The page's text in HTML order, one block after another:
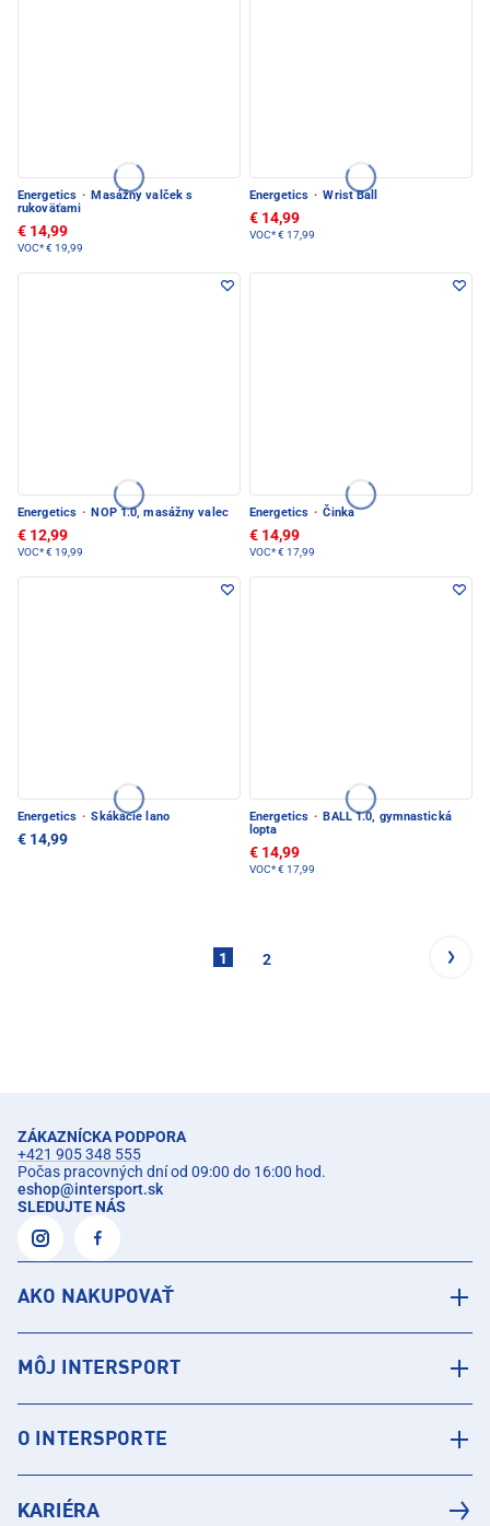
Energetics · Masážny valček s
rukoväťami
€ 14,99
VOC*€ 19,99
Energetics · Wrist Ball
€ 14,99
VOC*€ 17,99
Energetics · NOP 1.0, masážny valec
€ 12,99
VOC*€ 19,99
Energetics · Činka
€ 14,99
VOC*€ 17,99
Energetics · Skákacie lano
€ 14,99
Energetics · BALL 1.0, gymnastická
lopta
€ 14,99
VOC*€ 17,99
1 2
ZÁKAZNÍCKA PODPORA
+421 905 348 555
Počas pracovných dní od 09:00 do 16:00 hod.
eshop@intersport.sk
SLEDUJTE NÁS
AKO NAKUPOVAŤ
MÔJ INTERSPORT
O INTERSPORTE
KARIÉRA